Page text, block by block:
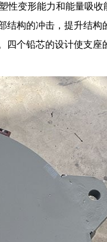
性变形能力和能量吸
结构的冲击，提升结构
四个铅芯的设计使支座